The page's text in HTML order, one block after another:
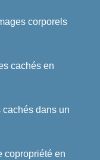
corporels
cachés en
cachés dans un
copropriété en